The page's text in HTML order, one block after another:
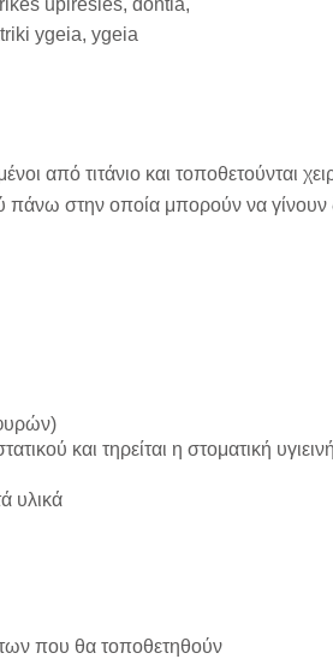
από τιτάνιο και τοποθετούνται
πάνω στην οποία μπορούν να
και τηρείται η στοματική υγιεινή
υλικά
που θα τοποθετηθούν